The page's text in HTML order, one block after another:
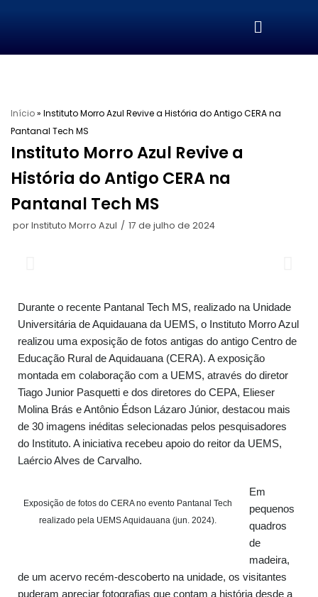
para
Início» Instituto Morro Azul Revive a História do Antigo CERA na
Pantanal Tech MS
Instituto Morro Azul Revive a
História do Antigo CERA na
Pantanal Tech MS
porInstituto Morro Azul 17 de julho de 2024
Durante o recente Pantanal Tech MS, realizado na Unidade
Universitária de Aquidauana da UEMS, o Instituto Morro Azul
realizou uma exposição de fotos antigas do antigo Centro de
Educação Rural de Aquidauana (CERA). A exposição
montada em colaboração com a UEMS, através do diretor
Tiago Junior Pasquetti e dos diretores do CEPA, Elieser
Molina Brás e Antônio Édson Lázaro Júnior, destacou mais
de 30 imagens inéditas selecionadas pelos pesquisadores
do Instituto. A iniciativa recebeu apoio do reitor da UEMS,
Laércio Alves de Carvalho.
Exposição de fotos do CERA no evento Pantanal Tech
realizado pela UEMS Aquidauana (jun. 2024).
Em
pequenos
quadros
de
madeira,
de um acervo recém-descoberto na unidade, os visitantes
puderam apreciar fotografias que contam a história desde a